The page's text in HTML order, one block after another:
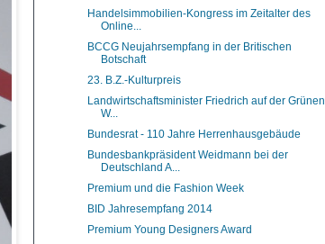
Handelsimmobilien-Kongress im Zeitalter des
Online...
BCCG Neujahrsempfang in der Britischen
Botschaft
23. B.Z.-Kulturpreis
Landwirtschaftsminister Friedrich auf der Grünen
W...
Bundesrat - 110 Jahre Herrenhausgebäude
Bundesbankpräsident Weidmann bei der
Deutschland A...
Premium und die Fashion Week
BID Jahresempfang 2014
Premium Young Designers Award